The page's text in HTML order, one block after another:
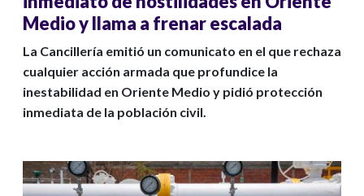
Medio y llama a frenar escalada
La Cancillería emitió un comunicato en el que rechaza
cualquier acción armada que profundice la
inestabilidad en Oriente Medio y pidió protección
inmediata de la población civil.